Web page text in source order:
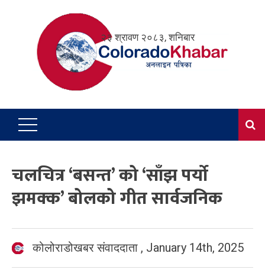
२३ श्रावण २०८३, शनिबार
चलचित्र ‘बसन्त’ को ‘साँझ पर्यो
झमक्क’ बोलको गीत सार्वजनिक
कोलोराडोखबर संवाददाता , January 14th, 2025